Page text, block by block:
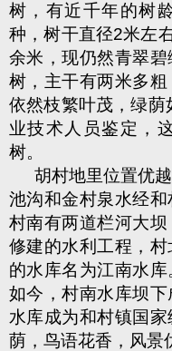
树，有近千年的树
种，树干直径2米左
余米，现仍然青翠
树，主干有两米多
依然枝繁叶茂，绿荫
业技术人员鉴定，
树。
胡村地里位置优
池沟和金村泉水经
村南有两道栏河大
修建的水利工程，
的水库名为江南水库
如今，村南水库坝
水库成为和村镇国
荫，鸟语花香，风景